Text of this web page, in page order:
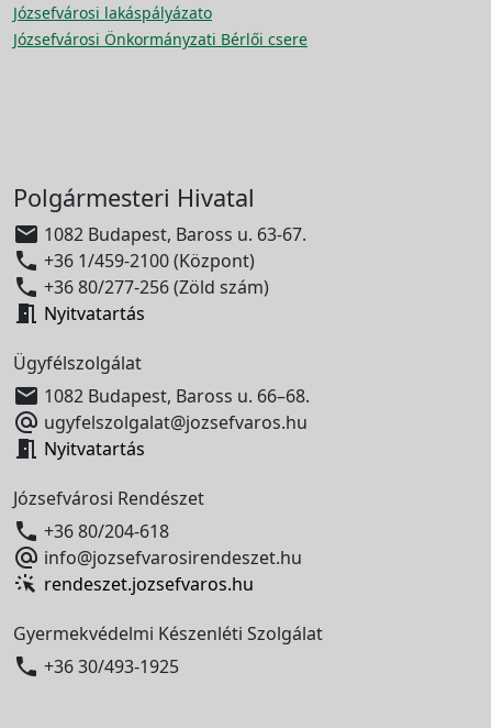
Józsefvárosi lakáspályázato
Józsefvárosi Önkormányzati Bérlői csere
Polgármesteri Hivatal
 1082 Budapest, Baross u. 63-67.
 +36 1/459-2100 (Központ)
 +36 80/277-256 (Zöld szám)
 Nyitvatartás
Ügyfélszolgálat
 1082 Budapest, Baross u. 66–68.
 ugyfelszolgalat@jozsefvaros.hu
 Nyitvatartás
Józsefvárosi Rendészet
 +36 80/204-618
 info@jozsefvarosirendeszet.hu
rendeszet.jozsefvaros.hu
Gyermekvédelmi Készenléti Szolgálat
 +36 30/493-1925